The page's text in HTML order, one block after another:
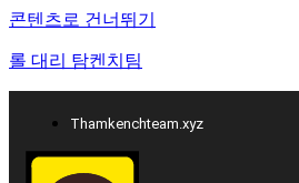
콘텐츠로 건너뛰기
롤 대리 탐켄치팀
Thamkenchteam.xyz